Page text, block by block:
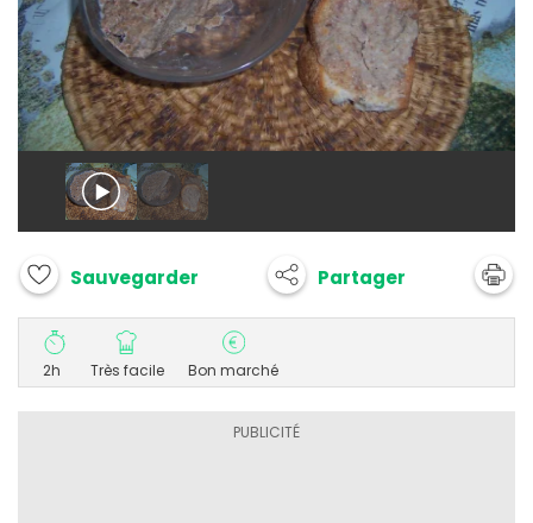
Sauvegarder Partager
2h Très facile Bon marché